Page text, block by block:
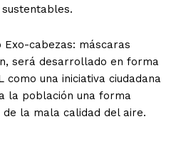
cabezas: máscaras
será desarrollado en forma
una iniciativa ciudadana
la población una forma
la mala calidad del aire.